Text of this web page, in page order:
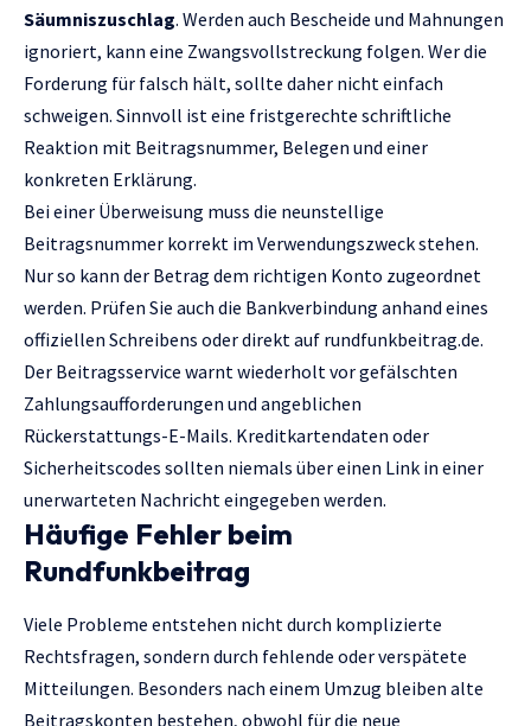
Säumniszuschlag. Werden auch Bescheide und Mahnungen
ignoriert, kann eine Zwangsvollstreckung folgen. Wer die
Forderung für falsch hält, sollte daher nicht einfach
schweigen. Sinnvoll ist eine fristgerechte schriftliche
Reaktion mit Beitragsnummer, Belegen und einer
konkreten Erklärung.
Bei einer Überweisung muss die neunstellige
Beitragsnummer korrekt im Verwendungszweck stehen.
Nur so kann der Betrag dem richtigen Konto zugeordnet
werden. Prüfen Sie auch die Bankverbindung anhand eines
offiziellen Schreibens oder direkt auf rundfunkbeitrag.de.
Der Beitragsservice warnt wiederholt vor gefälschten
Zahlungsaufforderungen und angeblichen
Rückerstattungs-E-Mails. Kreditkartendaten oder
Sicherheitscodes sollten niemals über einen Link in einer
unerwarteten Nachricht eingegeben werden.
Häufige Fehler beim
Rundfunkbeitrag
Viele Probleme entstehen nicht durch komplizierte
Rechtsfragen, sondern durch fehlende oder verspätete
Mitteilungen. Besonders nach einem Umzug bleiben alte
Beitragskonten bestehen, obwohl für die neue